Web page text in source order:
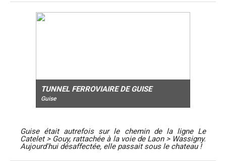
TUNNEL FERROVIAIRE DE GUISE
Guise
Guise était autrefois sur le chemin de la ligne Le
Catelet > Gouy, rattachée à la voie de Laon > Wassigny.
Aujourd'hui désaffectée, elle passait sous le chateau !